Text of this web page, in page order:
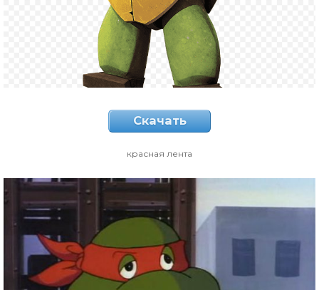
Скачать
красная лента